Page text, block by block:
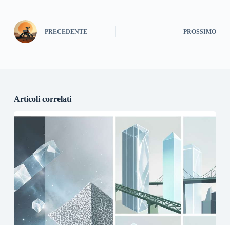
PRECEDENTE PROSSIMO
Articoli correlati